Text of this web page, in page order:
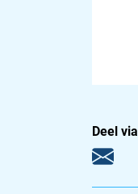
Deel via